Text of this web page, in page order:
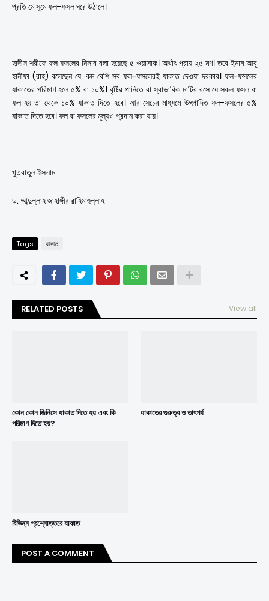
প্রতি মৌসূমে ফল-ফসল ঘরে উঠালে।
হাদীস শরীফে ফল ফসলের নিসাব বলা হয়েছে ৫ ওয়াসাক। অর্থাৎ প্রায় ২৫ মণ। তবে ইমাম আবূ
হানীফা (রাহ) বলেছেন যে, কম বেশি সব ফল-ফসলেরই যাকাত দেওয়া দরকার। ফল-ফসলের
যাকাতের পরিমাণ হলে ৫% বা ১০%। বৃষ্টির পানিতে বা স্বাভাবিক মাটির রসে যে সকল ফসল বা
ফল হয় তা থেকে ১০% যাকাত দিতে হবে। আর সেচের মাধ্যমে উৎপাদিত ফল-ফসলের ৫%
যাকাত দিতে হবে। ফল বা ফসলের মূল্যও প্রদান করা যায়।
খুতবাতুল ইসলাম
ড. আব্দুল্লাহ জাহাঙ্গীর রাহিমাহুল্লাহ
Tags যাকাত
RELATED POSTS View all
কোন কোন জিনিসে যাকাত দিতে হয় এবং কি
পরিমাণ দিতে হয়?
যাকাতের গুরুত্ব ও তাৎপর্য
বিভিন্ন প্রশ্নোত্তরে যাকাত
POST A COMMENT